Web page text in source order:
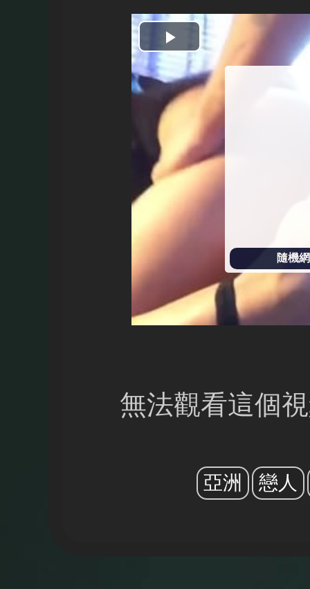
隨機
開
始
播
放
無法觀看這個
亞洲 戀人